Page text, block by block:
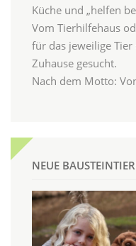
Küche und „helfen
Vom Tierhilfehaus
für das jeweilige
Zuhause gesucht.
Nach dem Motto:
NEUE